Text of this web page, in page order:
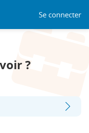
Se connecter
?